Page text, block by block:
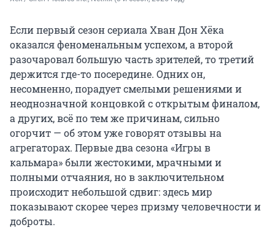
Если первый сезон сериала Хван Дон Хёка
оказался феноменальным успехом, а второй
разочаровал большую часть зрителей, то третий
держится где-то посередине. Одних он,
несомненно, порадует смелыми решениями и
неоднозначной концовкой с открытым финалом,
а других, всё по тем же причинам, сильно
огорчит — об этом уже говорят отзывы на
агрегаторах. Первые два сезона «Игры в
кальмара» были жестокими, мрачными и
полными отчаяния, но в заключительном
происходит небольшой сдвиг: здесь мир
показывают скорее через призму человечности и
доброты.